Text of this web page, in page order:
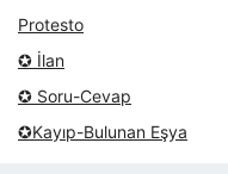
Protesto
✪ İlan
✪ Soru-Cevap
✪Kayıp-Bulunan Eşya